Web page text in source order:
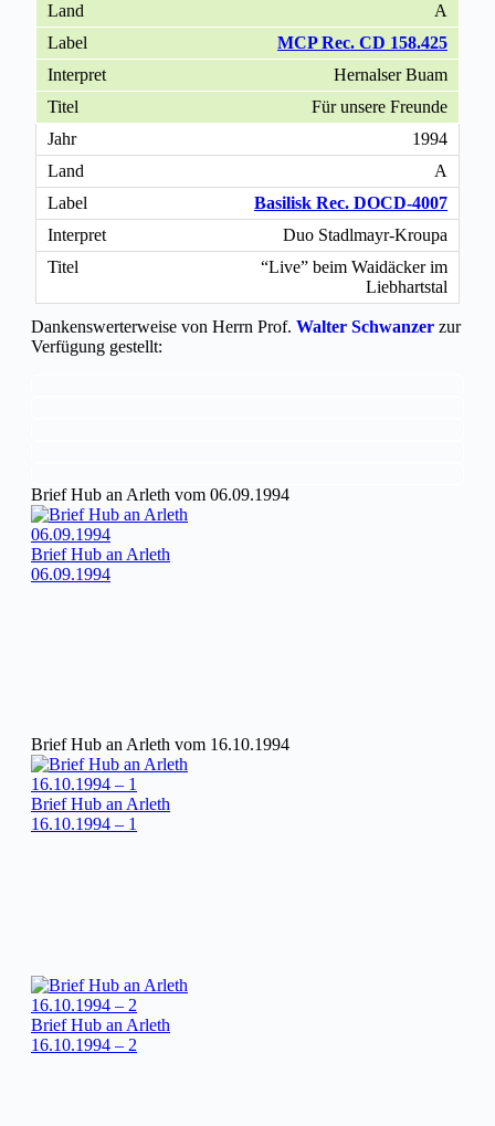
A
MCP Rec. CD 158.425
Hernalser Buam
Für unsere Freunde
1994
A
Basilisk Rec. DOCD-4007
Duo Stadlmayr-Kroupa
“Live” beim Waidäcker im
Liebhartstal
Dankenswerterweise von Herrn Prof. Walter Schwanzer zur
Verfügung gestellt:
Brief Hub an Arleth vom 06.09.1994
Brief Hub an Arleth
06.09.1994
Brief Hub an Arleth vom 16.10.1994
Brief Hub an Arleth
16.10.1994 – 1
Brief Hub an Arleth
16.10.1994 – 2